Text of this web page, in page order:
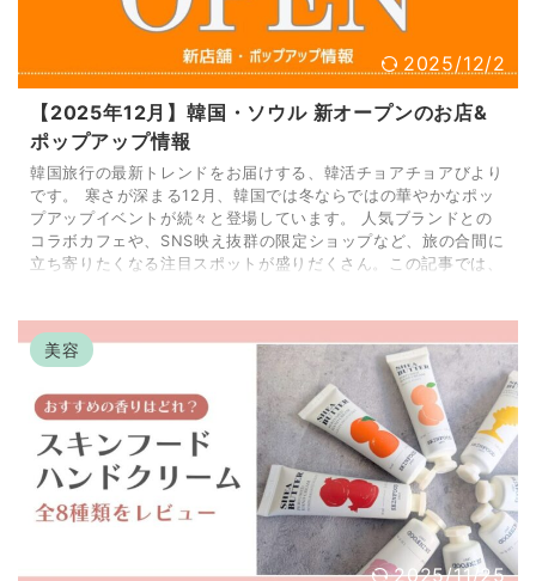
2025/12/2
【2025年12月】韓国・ソウル 新オープンのお店&
ポップアップ情報
韓国旅行の最新トレンドをお届けする、韓活チョアチョアびより
です。 寒さが深まる12月、韓国では冬ならではの華やかなポッ
プアップイベントが続々と登場しています。 人気ブランドとの
コラボカフェや、SNS映え抜群の限定ショップなど、旅の合間に
立ち寄りたくなる注目スポットが盛りだくさん。この記事では、
＠ソンス【12/1〜12/31】 韓国コスメの人気チェーン「オリーブ
ヤング（올리브영）」と、ト ...
美容
2025/11/25